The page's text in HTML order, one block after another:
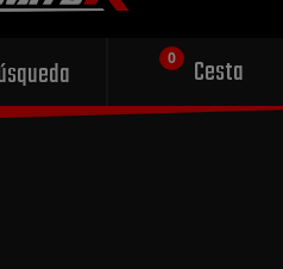
Cesta
Escape deportivo
para tu motocicleta